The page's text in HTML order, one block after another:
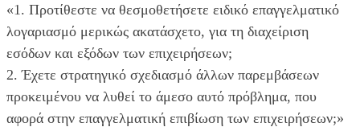
«1. Προτίθεστε να θεσμοθετήσετε ειδικό επαγγελματικό
λογαριασμό μερικώς ακατάσχετο, για τη διαχείριση
εσόδων και εξόδων των επιχειρήσεων;
2. Έχετε στρατηγικό σχεδιασμό άλλων παρεμβάσεων
προκειμένου να λυθεί το άμεσο αυτό πρόβλημα, που
αφορά στην επαγγελματική επιβίωση των επιχειρήσεων;»